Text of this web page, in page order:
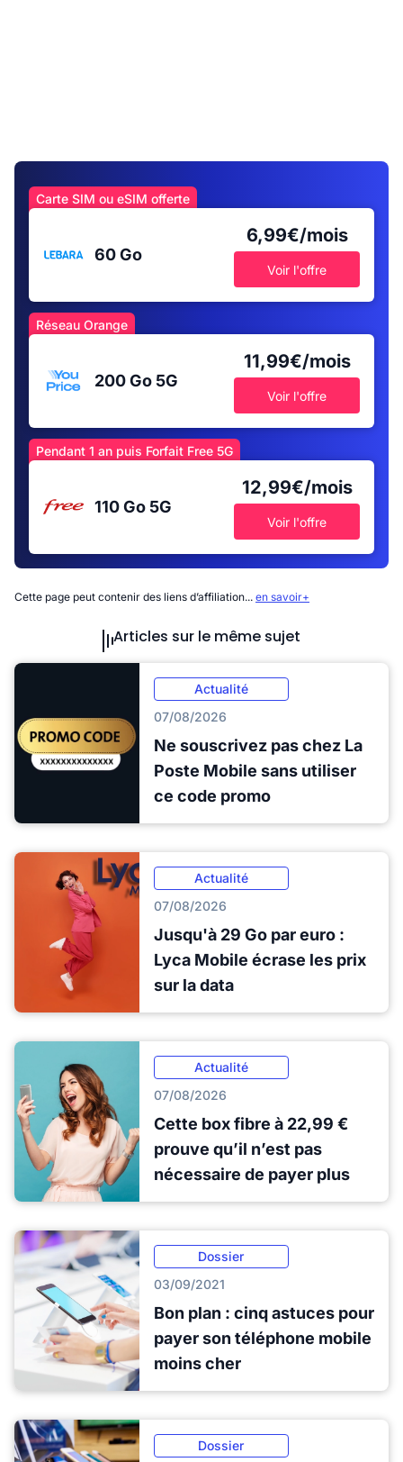
Carte SIM ou eSIM offerte
60 Go
6,99€/mois
Voir l'offre
Réseau Orange
200 Go 5G
11,99€/mois
Voir l'offre
Pendant 1 an puis Forfait Free 5G
110 Go 5G
12,99€/mois
Voir l'offre
Cette page peut contenir des liens d’affiliation... en savoir+
Articles sur le même sujet
Actualité
07/08/2026
Ne souscrivez pas chez La
Poste Mobile sans utiliser
ce code promo
Actualité
07/08/2026
Jusqu'à 29 Go par euro :
Lyca Mobile écrase les prix
sur la data
Actualité
07/08/2026
Cette box fibre à 22,99 €
prouve qu’il n’est pas
nécessaire de payer plus
Dossier
03/09/2021
Bon plan : cinq astuces pour
payer son téléphone mobile
moins cher
Dossier